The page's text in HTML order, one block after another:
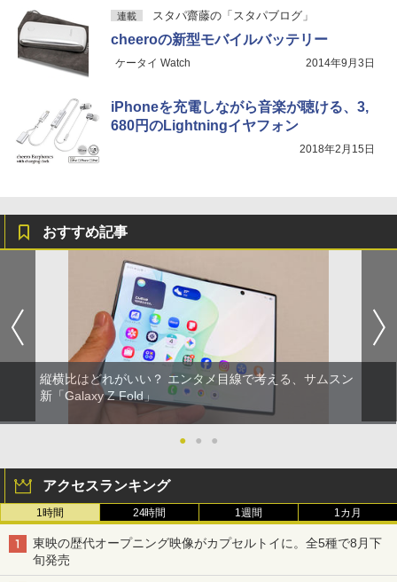
連載 スタパ齋藤の「スタパブログ」
cheeroの新型モバイルバッテリー
ケータイ Watch 2014年9月3日
iPhoneを充電しながら音楽が聴ける、3,
680円のLightningイヤフォン
2018年2月15日
おすすめ記事
縦横比はどれがいい？ エンタメ目線で考える、サムスン
新「Galaxy Z Fold」
● ● ●
アクセスランキング
1時間 24時間 1週間 1カ月
東映の歴代オープニング映像がカプセルトイに。全5種で8月下
旬発売